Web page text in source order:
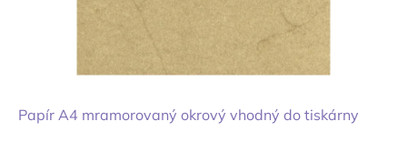
Papír A4 mramorovaný okrový vhodný do tiskárny